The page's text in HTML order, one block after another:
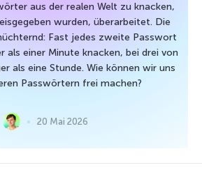
aus der realen Welt zu knacken,
wurden, überarbeitet. Die
Fast jedes zweite Passwort
als einer Minute knacken, bei drei von
als eine Stunde. Wie können wir uns
Passwörtern frei machen?
20 Mai 2026